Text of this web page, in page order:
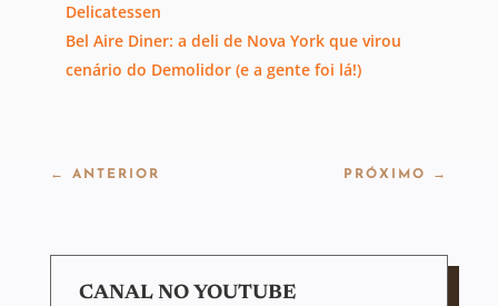
Delicatessen
Bel Aire Diner: a deli de Nova York que virou
cenário do Demolidor (e a gente foi lá!)
← ANTERIOR PRÓXIMO →
CANAL NO YOUTUBE